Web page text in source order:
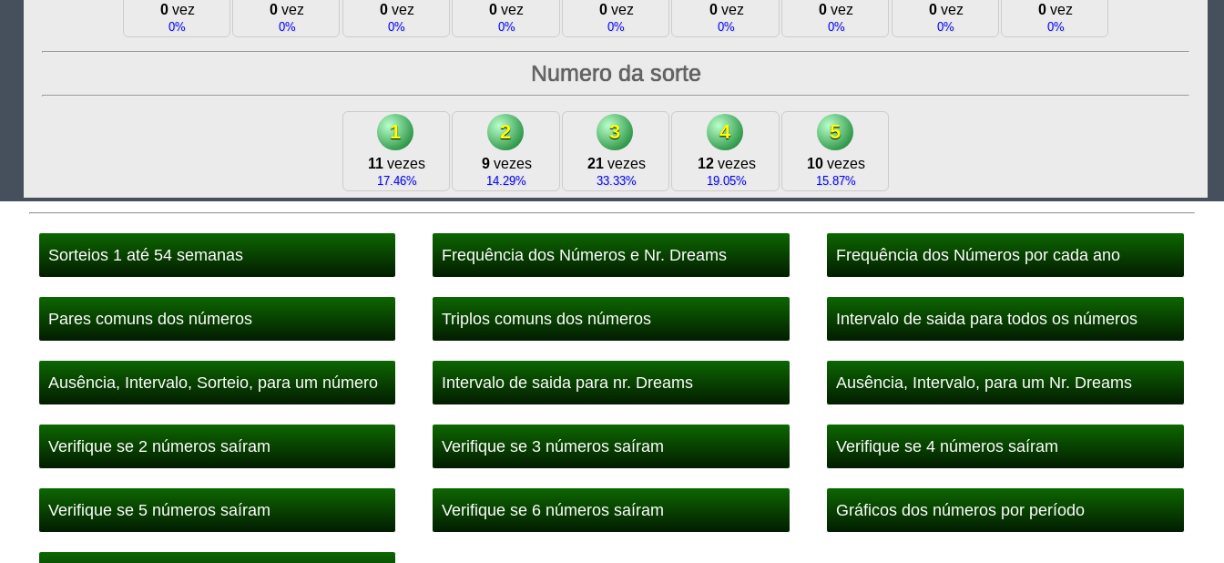
0vez
0%
0 vez
0%
0vez
0%
0 vez
0%
0vez
0%
0vez
0%
0 vez
0%
0vez
0%
0 vez
0%
Numero da sorte
1
11 vezes
17.46%
2
9vezes
14.29%
3
21vezes
33.33%
4
12vezes
19.05%
5
10 vezes
15.87%
Sorteios 1 até 54 semanas Frequência dos Números e Nr. Dreams Frequência dos Números por cada ano
Pares comuns dos números Triplos comuns dos números Intervalo de saida para todos os números
Ausência, Intervalo, Sorteio, para um número Intervalo de saida para nr. Dreams Ausência, Intervalo, para um Nr. Dreams
Verifique se 2 números saíram Verifique se 3 números saíram Verifique se 4 números saíram
Verifique se 5 números saíram Verifique se 6 números saíram Gráficos dos números por período